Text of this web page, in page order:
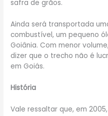
safra de grãos.
Ainda será transportada
combustível, um pequeno
Goiânia. Com menor
dizer que o trecho não é
em Goiás.
História
Vale ressaltar que, em